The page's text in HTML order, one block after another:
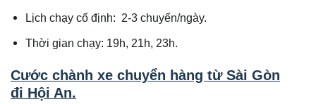
Lịch chạy cố định: 2-3 chuyến/ngày.
Thời gian chạy: 19h, 21h, 23h.
Cước chành xe chuyển hàng từ Sài Gòn
đi Hội An.